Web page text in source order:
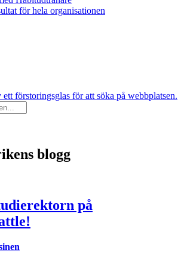
för hela organisationen
blogg
på